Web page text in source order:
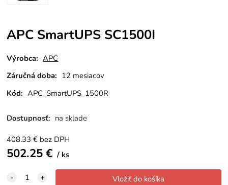
APC SmartUPS SC1500I
Výrobca: APC
Záručná doba: 12 mesiacov
Kód: APC_SmartUPS_1500R
Dostupnosť: na sklade
408.33 € bez DPH
502.25€ ks